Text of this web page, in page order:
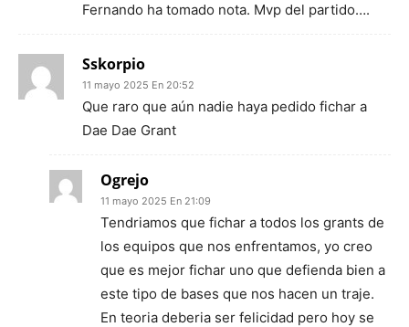
Fernando ha tomado nota. Mvp del partido….
Sskorpio
11 mayo 2025 En 20:52
Que raro que aún nadie haya pedido fichar a
Dae Dae Grant
Ogrejo
11 mayo 2025 En 21:09
Tendriamos que fichar a todos los grants de
los equipos que nos enfrentamos, yo creo
que es mejor fichar uno que defienda bien a
este tipo de bases que nos hacen un traje.
En teoria deberia ser felicidad pero hoy se